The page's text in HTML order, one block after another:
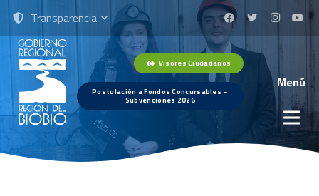
Transparencia
Visores Ciudadanos
Postulación a Fondos Concursables –
Subvenciones 2026
Menú